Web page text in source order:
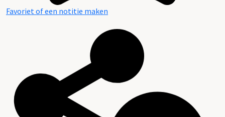
Favoriet of een notitie maken